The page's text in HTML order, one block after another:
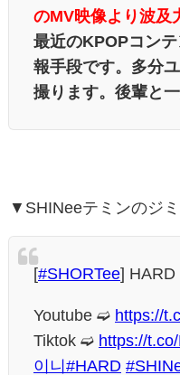
のMV映像より波及
最近のKPOPコン
報手段です。多分
撮ります。後輩と
▼SHINeeテミンのジ
[#SHORTee] HARD
Youtube ➫ https://
Tiktok ➫ https://
이니 #HARD